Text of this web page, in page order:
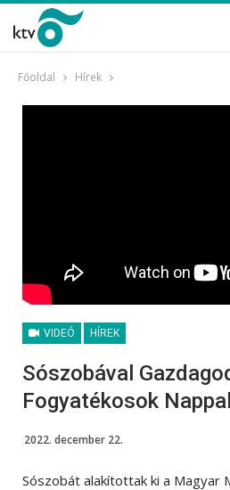
Főoldal Hírek
VIDEÓ HÍREK
Sószobával
Fogyatékosok
2022. december 22.
Sószobát alakítottak ki a Magyar